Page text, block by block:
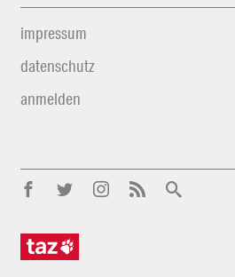
impressum
datenschutz
anmelden